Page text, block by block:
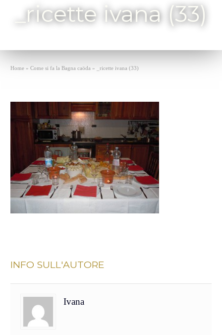
_ricette ivana (33)
Home » Come si fa la Bagna caöda » _ricette ivana (33)
INFO SULL'AUTORE
Ivana